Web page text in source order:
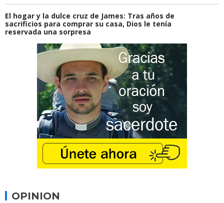
El hogar y la dulce cruz de James: Tras años de
sacrificios para comprar su casa, Dios le tenía
reservada una sorpresa
OPINION